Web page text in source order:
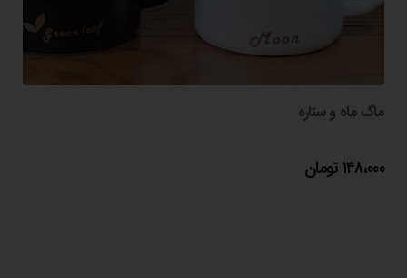
ماگ ماه و ستاره
۱۴۸،۰۰۰ تومان